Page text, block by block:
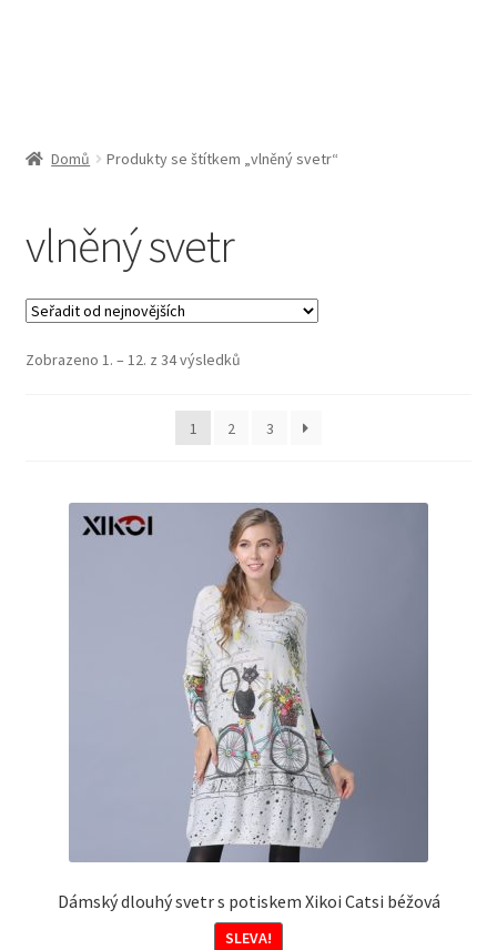
Zásady cookies (EU)
Domů Produkty se štítkem „vlněný svetr“
vlněný svetr
Zobrazeno 1. – 12. z 34 výsledkůSeřazeno
1
2 3
Dámský dlouhý svetr s potiskem Xikoi Catsi béžová
SLEVA!